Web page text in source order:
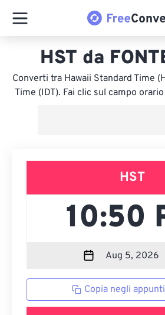
HST da
Converti tra Hawaii Standard Time
Time (IDT). Fai clic sul campo
HST
Copia negli appunti